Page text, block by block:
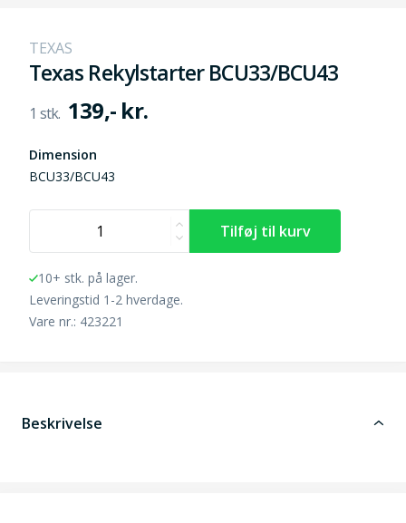
TEXAS
Texas Rekylstarter BCU33/BCU43
139,- kr.
Dimension
BCU33/BCU43
10+ stk. på lager.
Leveringstid 1-2 hverdage.
Vare nr.: 423221
Beskrivelse